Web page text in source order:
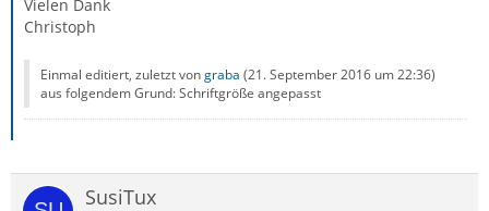
Vielen Dank
Christoph
Einmal editiert, zuletzt vongraba (21. September 2016 um 22:36)
aus folgendem Grund: Schriftgröße angepasst
SusiTux